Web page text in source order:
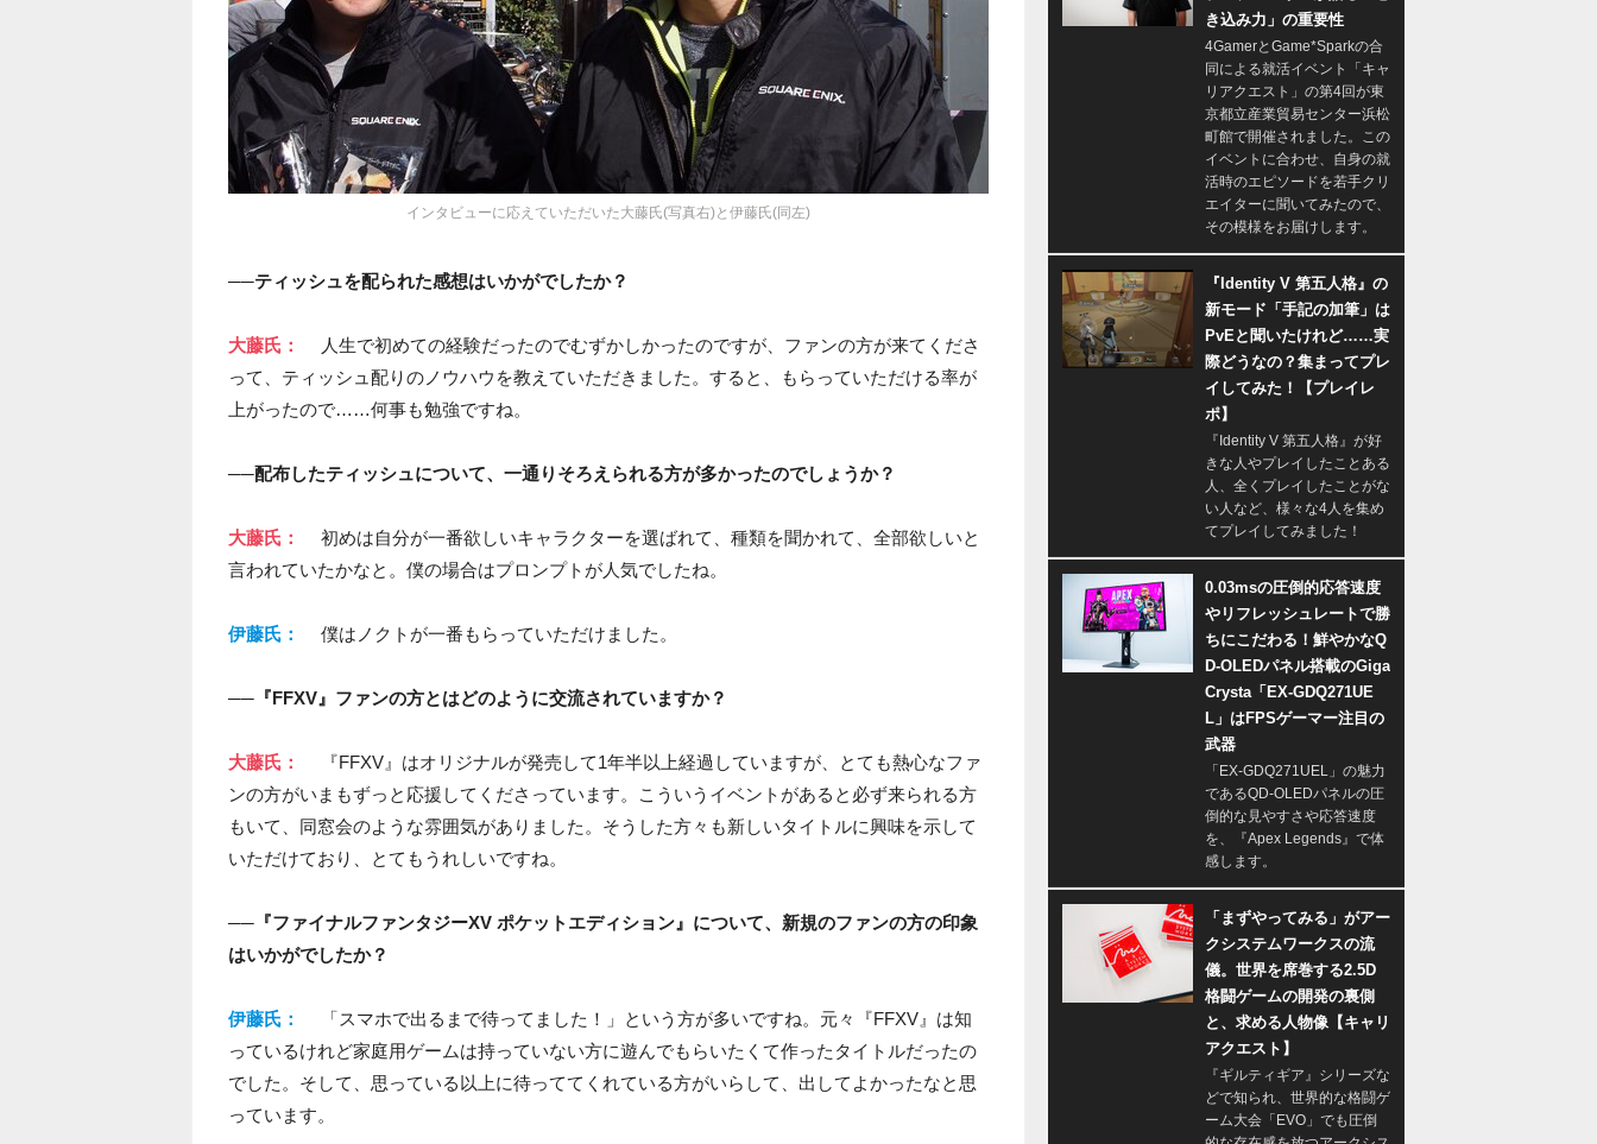
インタビューに応えていただいた大藤氏(写真右)と伊藤氏(同左)
──ティッシュを配られた感想はいかがでしたか？
大藤氏：
人生で初めての経験だったのでむずかしかったのですが、ファンの方が来てくださ
って、ティッシュ配りのノウハウを教えていただきました。すると、もらっていただける率が
上がったので……何事も勉強ですね。
──配布したティッシュについて、一通りそろえられる方が多かったのでしょうか？
大藤氏：
初めは自分が一番欲しいキャラクターを選ばれて、種類を聞かれて、全部欲しいと
言われていたかなと。僕の場合はプロンプトが人気でしたね。
伊藤氏： 僕はノクトが一番もらっていただけました。
──『FFXV』ファンの方とはどのように交流されていますか？
大藤氏：
『FFXV』はオリジナルが発売して1年半以上経過していますが、とても熱心なファ
ンの方がいまもずっと応援してくださっています。こういうイベントがあると必ず来られる方
もいて、同窓会のような雰囲気がありました。そうした方々も新しいタイトルに興味を示して
いただけており、とてもうれしいですね。
──『ファイナルファンタジーXV ポケットエディション』について、新規のファンの方の印象
はいかがでしたか？
伊藤氏：
「スマホで出るまで待ってました！」という方が多いですね。元々『FFXV』は知
っているけれど家庭用ゲームは持っていない方に遊んでもらいたくて作ったタイトルだったの
でした。そして、思っている以上に待っててくれている方がいらして、出してよかったなと思
っています。
き込み力」の重要性
4GamerとGame*Sparkの合
同による就活イベント「キャ
リアクエスト」の第4回が東
京都立産業貿易センター浜松
町館で開催されました。この
イベントに合わせ、自身の就
活時のエピソードを若手クリ
エイターに聞いてみたので、
その模様をお届けします。
『Identity V 第五人格』の
新モード「手記の加筆」は
PvEと聞いたけれど……実
際どうなの？集まってプレ
イしてみた！【プレイレ
ポ】
『Identity V 第五人格』が好
きな人やプレイしたことある
人、全くプレイしたことがな
い人など、様々な4人を集め
てプレイしてみました！
0.03msの圧倒的応答速度
やリフレッシュレートで勝
ちにこだわる！鮮やかなQ
D-OLEDパネル搭載のGiga
Crysta「EX-GDQ271UE
L」はFPSゲーマー注目の
武器
「EX-GDQ271UEL」の魅力
であるQD-OLEDパネルの圧
倒的な見やすさや応答速度
を、『Apex Legends』で体
感します。
「まずやってみる」がアー
クシステムワークスの流
儀。世界を席巻する2.5D
格闘ゲームの開発の裏側
と、求める人物像【キャリ
アクエスト】
『ギルティギア』シリーズな
どで知られ、世界的な格闘ゲ
ーム大会「EVO」でも圧倒